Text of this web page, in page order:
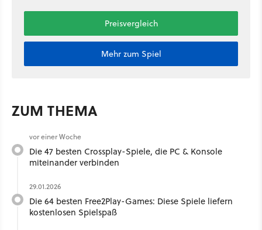
Preisvergleich
Mehr zum Spiel
ZUM THEMA
vor einer Woche
Die 47 besten Crossplay-Spiele, die PC & Konsole
miteinander verbinden
29.01.2026
Die 64 besten Free2Play-Games: Diese Spiele liefern
kostenlosen Spielspaß